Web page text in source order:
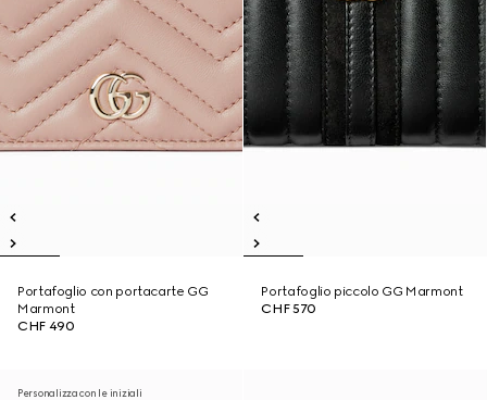
Portafoglio con portacarte GG
Marmont
CHF 490
Portafoglio piccolo GG Marmont
CHF 570
Personalizza con le iniziali